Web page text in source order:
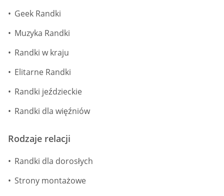
Geek Randki
Muzyka Randki
Randki w kraju
Elitarne Randki
Randki jeździeckie
Randki dla więźniów
Rodzaje relacji
Randki dla dorosłych
Strony montażowe